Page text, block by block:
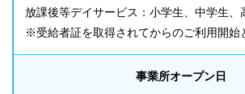
放課後等デイサービス：小学生、中学生、
※受給者証を取得されてからのご利用開始
事業所オープン日